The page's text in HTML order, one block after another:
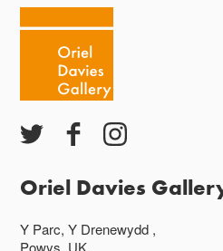
Oriel Davies
Y Parc, Y Drenewydd ,
Powys, UK,